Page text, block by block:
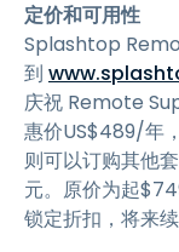
定价和可用性
Splashtop
到
庆祝 Remote
惠价US$489/年
则可以订购其他
元。原价为起
锁定折扣，将来续